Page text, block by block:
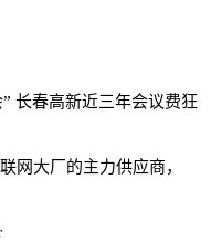
网大厂的主力供应商，